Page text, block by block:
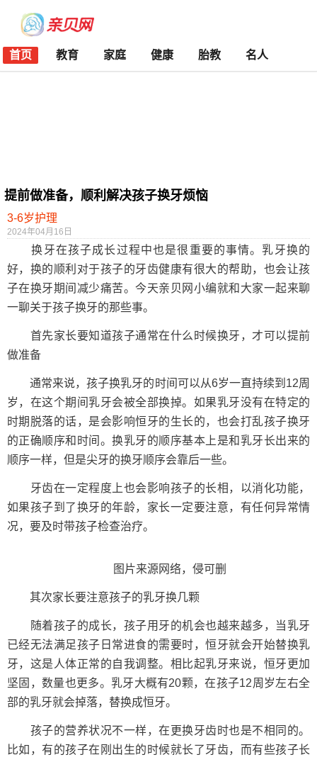
首页 教育 家庭 健康 胎教 名人
提前做准备，顺利解决孩子换牙烦恼
3-6岁护理
2024年04月16日
换牙在孩子成长过程中也是很重要的事情。乳牙换的
好，换的顺利对于孩子的牙齿健康有很大的帮助，也会让孩
子在换牙期间减少痛苦。今天亲贝网小编就和大家一起来聊
一聊关于孩子换牙的那些事。
首先家长要知道孩子通常在什么时候换牙，才可以提前
做准备
通常来说，孩子换乳牙的时间可以从6岁一直持续到12周
岁，在这个期间乳牙会被全部换掉。如果乳牙没有在特定的
时期脱落的话，是会影响恒牙的生长的，也会打乱孩子换牙
的正确顺序和时间。换乳牙的顺序基本上是和乳牙长出来的
顺序一样，但是尖牙的换牙顺序会靠后一些。
牙齿在一定程度上也会影响孩子的长相，以消化功能，
如果孩子到了换牙的年龄，家长一定要注意，有任何异常情
况，要及时带孩子检查治疗。
图片来源网络，侵可删
其次家长要注意孩子的乳牙换几颗
随着孩子的成长，孩子用牙的机会也越来越多，当乳牙
已经无法满足孩子日常进食的需要时，恒牙就会开始替换乳
牙，这是人体正常的自我调整。相比起乳牙来说，恒牙更加
坚固，数量也更多。乳牙大概有20颗，在孩子12周岁左右全
部的乳牙就会掉落，替换成恒牙。
孩子的营养状况不一样，在更换牙齿时也是不相同的。
比如，有的孩子在刚出生的时候就长了牙齿，而有些孩子长